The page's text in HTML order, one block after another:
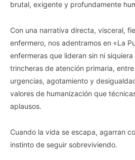
brutal, exigente y profundamente
Con una narrativa directa, visceral,
enfermero, nos adentramos en «La
enfermeras que lideran sin ni
trincheras de atención primaria,
urgencias, agotamiento y
valores de humanización que
aplausos.
Cuando la vida se escapa, agarran
instinto de seguir sobreviviendo.